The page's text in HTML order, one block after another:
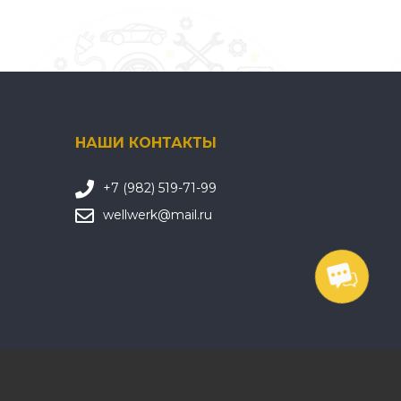
НАШИ КОНТАКТЫ
+7 (982) 519-71-99
wellwerk@mail.ru